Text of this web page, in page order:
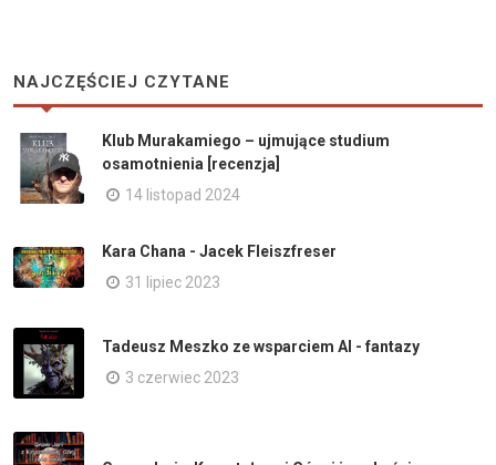
NAJCZĘŚCIEJ CZYTANE
Klub Murakamiego – ujmujące studium
osamotnienia [recenzja]
14 listopad 2024
Kara Chana - Jacek Fleiszfreser
31 lipiec 2023
Tadeusz Meszko ze wsparciem AI - fantazy
3 czerwiec 2023